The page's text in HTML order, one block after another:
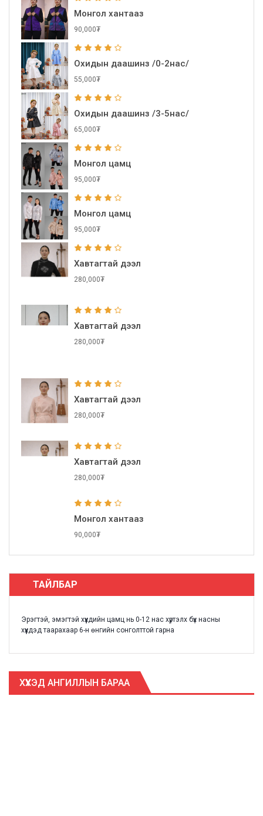
Монгол хантааз
90,000₮
Охидын даашинз /0-2нас/
55,000₮
Охидын даашинз /3-5нас/
65,000₮
Монгол цамц
95,000₮
Монгол цамц
95,000₮
Хавтагтай дээл
280,000₮
Хавтагтай дээл
280,000₮
Хавтагтай дээл
280,000₮
Хавтагтай дээл
280,000₮
Монгол хантааз
90,000₮
ТАЙЛБАР
Эрэгтэй, эмэгтэй хүүхдийн цамц нь 0-12 нас хүртэлх бүх насны
хүүхдэд таарахаар 6-н өнгийн сонголттой гарна
ХҮҮХЭД АНГИЛЛЫН БАРАА